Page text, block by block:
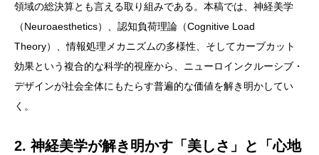
領域の総決算とも言える取り組みである。本稿では、神経美学
（Neuroaesthetics）、認知負荷理論（Cognitive Load
Theory）、情報処理メカニズムの多様性、そしてカーブカット
効果という複合的な科学的視座から、ニューロインクルーシブ・
デザインが社会全体にもたらす普遍的な価値を解き明かしてい
く。
2. 神経美学が解き明かす「美しさ」と「心地